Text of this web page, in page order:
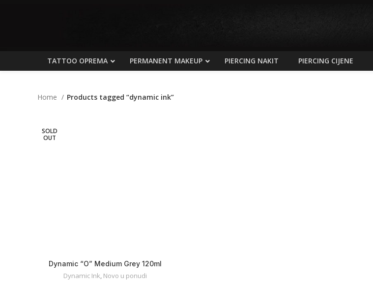
TATTOO OPREMA PERMANENT MAKEUP PIERCING NAKIT PIERCING CIJENE
Home Products tagged “dynamic ink”
SOLD
OUT
Dynamic “O” Medium Grey 120ml
Dynamic Ink Novo u ponudi